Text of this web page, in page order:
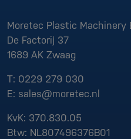
Moretec Plastic Machinery
De Factorij 37
1689 AK Zwaag
T: 0229 279 030
E: sales@moretec.nl
KvK: 370.830.05
Btw: NL807496376B01